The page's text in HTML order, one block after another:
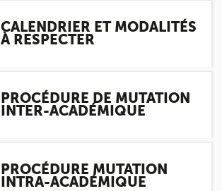
CALENDRIER ET MODALITÉS
À RESPECTER
PROCÉDURE DE MUTATION
INTER-ACADÉMIQUE
PROCÉDURE MUTATION
INTRA-ACADÉMIQUE